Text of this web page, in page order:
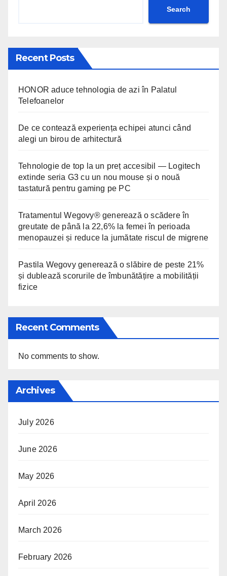
Search
Recent Posts
HONOR aduce tehnologia de azi în Palatul
Telefoanelor
De ce contează experiența echipei atunci când
alegi un birou de arhitectură
Tehnologie de top la un preț accesibil — Logitech
extinde seria G3 cu un nou mouse și o nouă
tastatură pentru gaming pe PC
Tratamentul Wegovy® generează o scădere în
greutate de până la 22,6% la femei în perioada
menopauzei și reduce la jumătate riscul de migrene
Pastila Wegovy generează o slăbire de peste 21%
și dublează scorurile de îmbunătățire a mobilității
fizice
Recent Comments
No comments to show.
Archives
July 2026
June 2026
May 2026
April 2026
March 2026
February 2026